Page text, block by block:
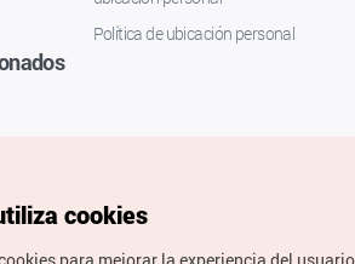
Política de ubicación personal
cookies